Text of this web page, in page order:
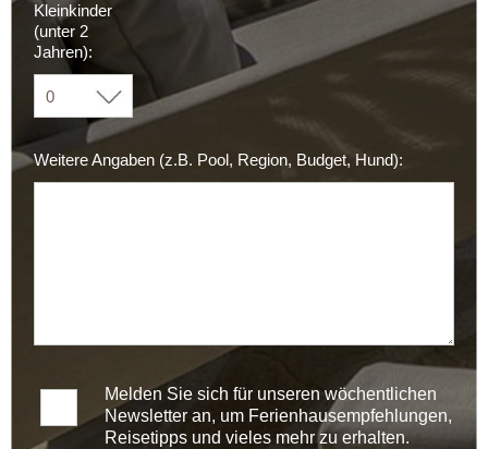
Kleinkinder
(unter 2
Jahren):
Weitere Angaben (z.B. Pool, Region, Budget, Hund):
Melden Sie sich für unseren wöchentlichen
Newsletter an, um Ferienhausempfehlungen,
Reisetipps und vieles mehr zu erhalten.